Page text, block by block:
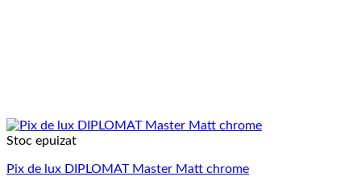
Stoc epuizat
Pix de lux DIPLOMAT Master Matt chrome